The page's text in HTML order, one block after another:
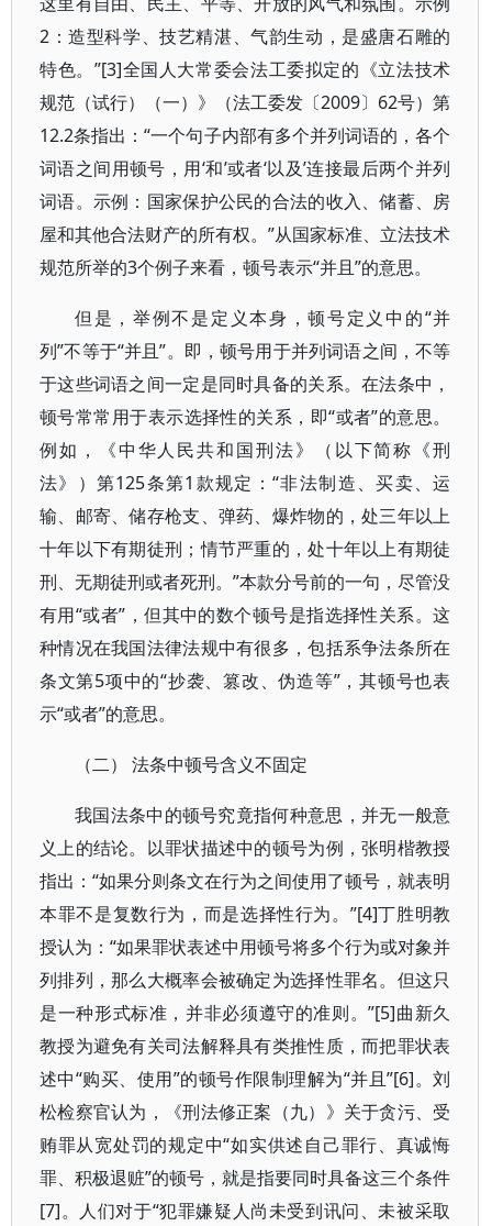
2：造型科学、技艺精湛、气韵生动，是盛唐石雕的
特色。”[3]全国人大常委会法工委拟定的《立法技术
规范（试行）（一）》（法工委发〔2009〕62号）第
12.2条指出：“一个句子内部有多个并列词语的，各个
词语之间用顿号，用‘和’或者‘以及’连接最后两个并列
词语。示例：国家保护公民的合法的收入、储蓄、房
屋和其他合法财产的所有权。”从国家标准、立法技术
规范所举的3个例子来看，顿号表示“并且”的意思。
但是，举例不是定义本身，顿号定义中的“并
列”不等于“并且”。即，顿号用于并列词语之间，不等
于这些词语之间一定是同时具备的关系。在法条中，
顿号常常用于表示选择性的关系，即“或者”的意思。
例如，《中华人民共和国刑法》（以下简称《刑
法》）第125条第1款规定：“非法制造、买卖、运
输、邮寄、储存枪支、弹药、爆炸物的，处三年以上
十年以下有期徒刑；情节严重的，处十年以上有期徒
刑、无期徒刑或者死刑。”本款分号前的一句，尽管没
有用“或者”，但其中的数个顿号是指选择性关系。这
种情况在我国法律法规中有很多，包括系争法条所在
条文第5项中的“抄袭、篡改、伪造等”，其顿号也表
示“或者”的意思。
（二） 法条中顿号含义不固定
我国法条中的顿号究竟指何种意思，并无一般意
义上的结论。以罪状描述中的顿号为例，张明楷教授
指出：“如果分则条文在行为之间使用了顿号，就表明
本罪不是复数行为，而是选择性行为。”[4]丁胜明教
授认为：“如果罪状表述中用顿号将多个行为或对象并
列排列，那么大概率会被确定为选择性罪名。但这只
是一种形式标准，并非必须遵守的准则。”[5]曲新久
教授为避免有关司法解释具有类推性质，而把罪状表
述中“购买、使用”的顿号作限制理解为“并且”[6]。刘
松检察官认为，《刑法修正案（九）》关于贪污、受
贿罪从宽处罚的规定中“如实供述自己罪行、真诚悔
罪、积极退赃”的顿号，就是指要同时具备这三个条件
[7]。人们对于“犯罪嫌疑人尚未受到讯问、未被采取